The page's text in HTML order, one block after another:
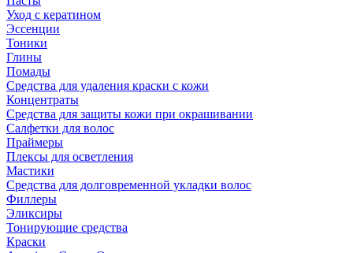
Уход с кератином
Эссенции
Тоники
Глины
Помады
Средства для удаления краски с кожи
Концентраты
Средства для защиты кожи при окрашивании
Салфетки для волос
Праймеры
Плексы для осветления
Мастики
Средства для долговременной укладки волос
Филлеры
Эликсиры
Тонирующие средства
Краски